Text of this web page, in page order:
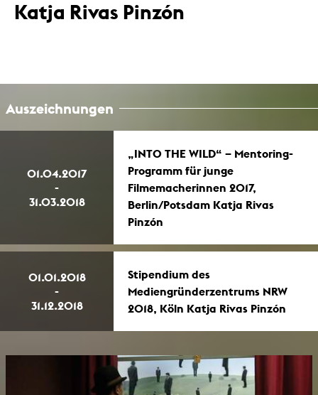
Katja Rivas Pinzón
Auszeichnungen
01.04.2017
-
31.03.2018
„INTO THE WILD“ – Mentoring-
Programm für junge
Filmemacherinnen 2017,
Berlin/Potsdam Katja Rivas
Pinzón
01.01.2018
-
31.12.2018
Stipendium des
Mediengründerzentrums NRW
2018, Köln Katja Rivas Pinzón